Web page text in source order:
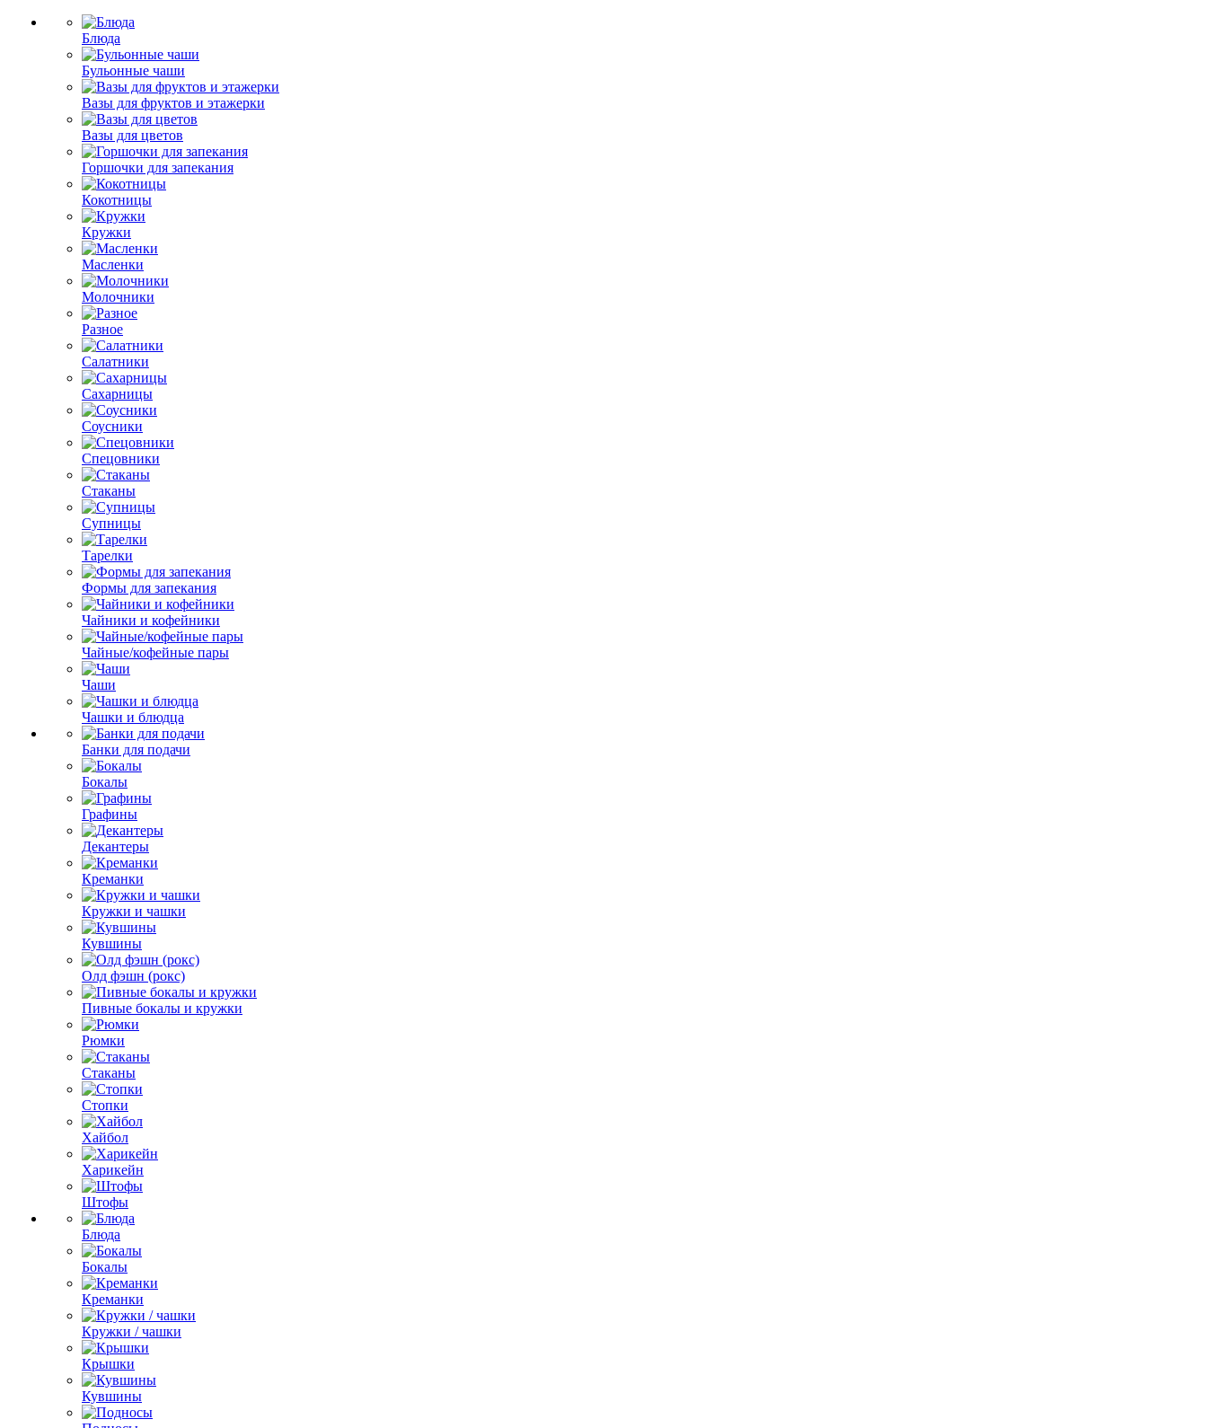
Блюда
Бульонные чаши
Вазы для фруктов и этажерки
Вазы для цветов
Горшочки для запекания
Кокотницы
Кружки
Масленки
Молочники
Разное
Салатники
Сахарницы
Соусники
Спецовники
Стаканы
Супницы
Тарелки
Формы для запекания
Чайники и кофейники
Чайные/кофейные пары
Чаши
Чашки и блюдца
Банки для подачи
Бокалы
Графины
Декантеры
Креманки
Кружки и чашки
Кувшины
Олд фэшн (рокс)
Пивные бокалы и кружки
Рюмки
Стаканы
Стопки
Хайбол
Харикейн
Штофы
Блюда
Бокалы
Креманки
Кружки / чашки
Крышки
Кувшины